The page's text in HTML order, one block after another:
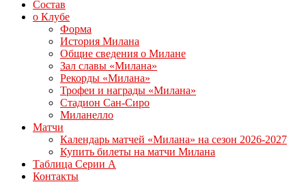
Состав
о Клубе
Форма
История Милана
Общие сведения о Милане
Зал славы «Милана»
Рекорды «Милана»
Трофеи и награды «Милана»
Стадион Сан-Сиро
Миланелло
Матчи
Календарь матчей «Милана» на сезон 2026-2027
Купить билеты на матчи Милана
Таблица Серии А
Контакты